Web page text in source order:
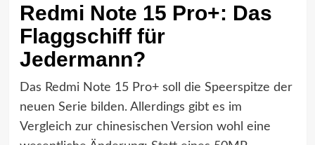
Redmi Note 15 Pro+: Das
Flaggschiff für
Jedermann?
Das Redmi Note 15 Pro+ soll die Speerspitze der
neuen Serie bilden. Allerdings gibt es im
Vergleich zur chinesischen Version wohl eine